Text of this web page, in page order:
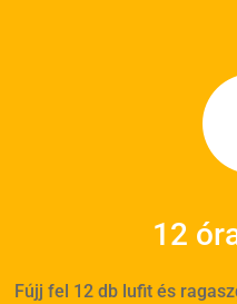
12
Fújj fel 12 db lufit és